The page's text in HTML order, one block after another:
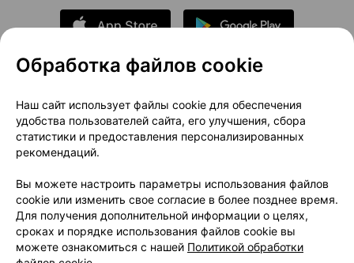
О проекте
Новости проекта
Размещение рекламы
Медицинский маркетинг
Публичный договор
Доставка
Способы оплаты
Вакансии
Партнеры
Написать руководителю 103.by
Написать в поддержку
Персональные настройки Cookie
Обработка файлов cookie
Наш сайт использует файлы cookie для обеспечения
удобства пользователей сайта, его улучшения, сбора
статистики и предоставления персонализированных
рекомендаций.
Вы можете настроить параметры использования файлов
cookie или изменить свое согласие в более позднее время.
Для получения дополнительной информации о целях,
сроках и порядке использования файлов cookie вы
можете ознакомиться с нашей Политикой обработки